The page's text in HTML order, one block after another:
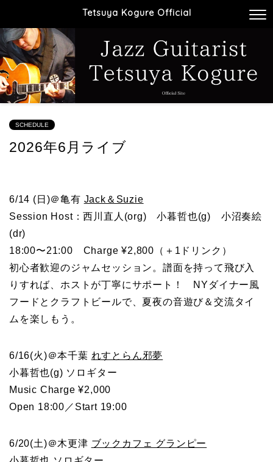
Tetsuya Kogure Official
SCHEDULE
2026年6月ライブ
6/14 (日)＠亀有 Jack＆Suzie
Session Host：西川直人(org) 小暮哲也(g) 小沼奏絵
(dr)
18:00〜21:00 Charge ¥2,800（＋1ドリンク）
初心者歓迎のジャムセッション。譜面を持って飛び入
りすれば、ホストが丁寧にサポート！ NYダイナー風
フードとクラフトビールで、夏夜の音遊び＆交流タイ
ムを楽しもう。
6/16(火)＠本千葉 れすとらん邪夢
小暮哲也(g) ソロギター
Music Charge ¥2,000
Open 18:00／Start 19:00
6/20(土)＠木更津 ブックカフェ グランピー